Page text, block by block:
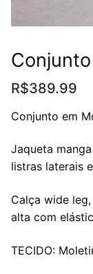
R$389.99
Conjunto em
Jaqueta
listras laterais
Calça wide
alta com
TECIDO: